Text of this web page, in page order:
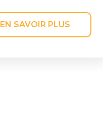
EN SAVOIR PLUS